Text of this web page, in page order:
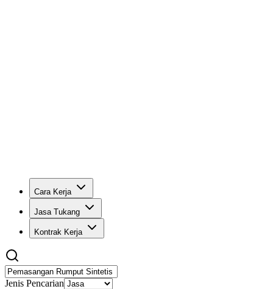
Cara Kerja
Jasa Tukang
Kontrak Kerja
Jenis Pencarian